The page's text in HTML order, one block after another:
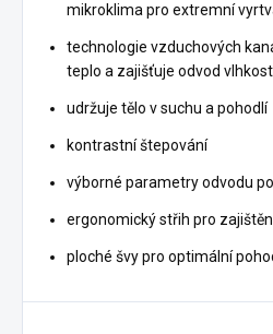
mikroklima pro extremní
technologie vzduchových
teplo a zajišťuje odvod
udržuje tělo v suchu a pohodlí
kontrastní štepování
výborné parametry odvodu
ergonomický střih pro
ploché švy pro optimální